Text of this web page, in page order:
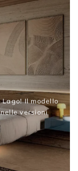
Il modello
versioni